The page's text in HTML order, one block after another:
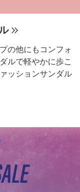
の他にもコンフォ
ルで軽やかに歩こ
ッションサンダル